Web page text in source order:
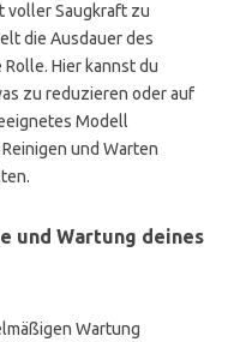
voller Saugkraft zu
die Ausdauer des
Hier kannst du
zu reduzieren oder auf
Modell
und Warten
und Wartung deines
Wartung